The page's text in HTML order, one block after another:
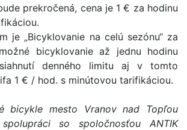
prekročená, cena je 1 € za hodinu
je „Bicyklovanie na celú sezónu“ za
bicyklovanie až jednu hodinu
denného limitu aj v tomto
1 € / hod. s minútovou tarifikáciou.
bicykle mesto Vranov nad Topľou
so spoločnosťou ANTIK